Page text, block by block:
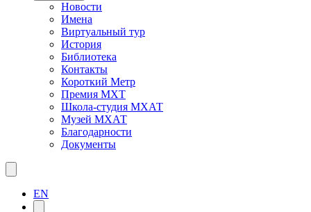
Новости
Имена
Виртуальный тур
История
Библиотека
Контакты
Короткий Метр
Премия МХТ
Школа-студия МХАТ
Музей МХАТ
Благодарности
Документы
EN